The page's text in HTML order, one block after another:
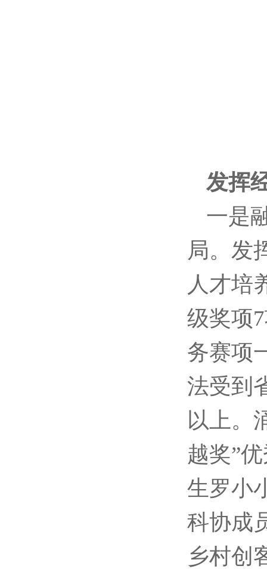
发挥
一是
局。发
人才培
级奖项
务赛项
法受到
以上。
越奖”
生罗小
科协成
乡村创